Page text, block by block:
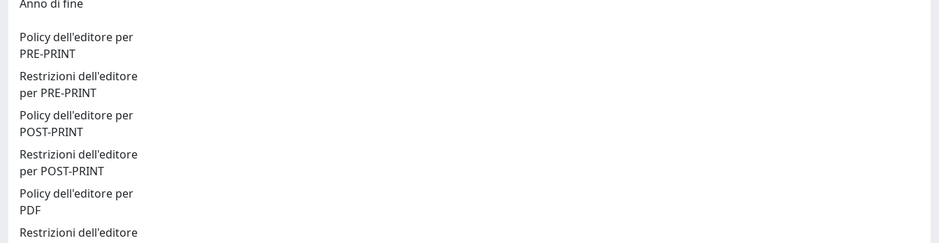
Anno di fine
Policy dell'editore per
PRE-PRINT
Restrizioni dell'editore
per PRE-PRINT
Policy dell'editore per
POST-PRINT
Restrizioni dell'editore
per POST-PRINT
Policy dell'editore per
PDF
Restrizioni dell'editore